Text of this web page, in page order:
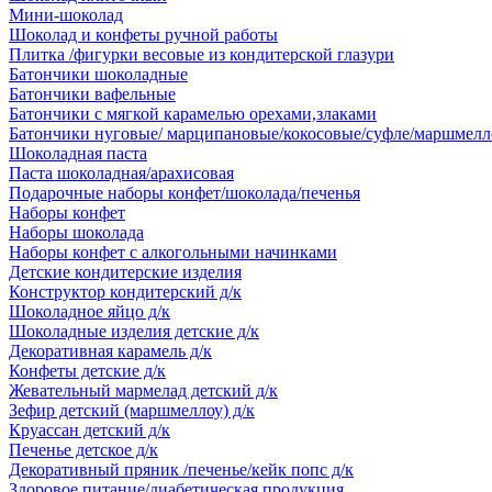
Мини-шоколад
Шоколад и конфеты ручной работы
Плитка /фигурки весовые из кондитерской глазури
Батончики шоколадные
Батончики вафельные
Батончики с мягкой карамелью орехами,злаками
Батончики нуговые/ марципановые/кокосовые/суфле/
Шоколадная паста
Паста шоколадная/арахисовая
Подарочные наборы конфет/шоколада/печенья
Наборы конфет
Наборы шоколада
Наборы конфет с алкогольными начинками
Детские кондитерские изделия
Конструктор кондитерский д/к
Шоколадное яйцо д/к
Шоколадные изделия детские д/к
Декоративная карамель д/к
Конфеты детские д/к
Жевательный мармелад детский д/к
Зефир детский (маршмеллоу) д/к
Круассан детский д/к
Печенье детское д/к
Декоративный пряник /печенье/кейк попс д/к